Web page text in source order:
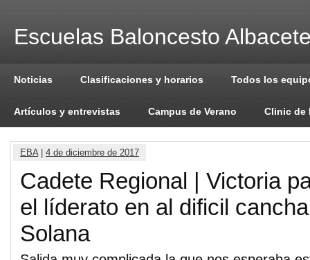
Escuelas Baloncesto
Noticias Clasificaciones y horarios Todos los
Artículos y entrevistas Campus de Verano Clinic de
EBA| 4 de diciembre de 2017
Cadete Regional | Victoria
el líderato en al dificil
Solana